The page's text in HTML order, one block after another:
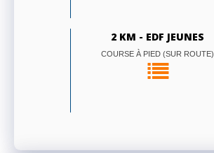
2 KM - EDF JEUNES
COURSE À PIED (SUR ROUTE)